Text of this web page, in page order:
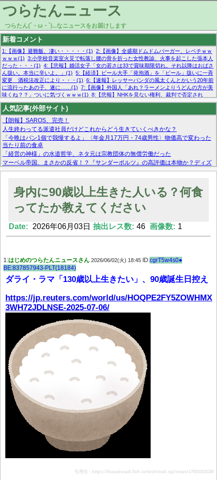
つらたんニュース
つらたん(´・ω・`)...なニュースをお届けします
新着コメント
1:【画像】避難飯、凄い・・・・・(1) 2:【画像】全盛期ドムドムバーガー、レベチｗｗ
ｗｗｗ(1) 3:小学校音楽室火災で転落し腰の骨を折った女性教諭、火事を起こした張本人
だった・・・(1) 4:【悲報】婚活女子「女の若さは33で賞味期限切れ。それ以降はおばさ
ん扱い。本当に辛いよ。」(1) 5:【経済】ビール大手「発泡酒」を「ビール」扱いに一斉
変更 酒税法改正により・・・(1) 6:【速報】レッサーパンダの風太くんとかいう20年前
に流行ったあの子、遂に……(1) 7:【画像】外国人「あれ？ラーメンよりうどんの方が美
味くね？？」ついに気づくｗｗｗ(1) 8:【悲報】NHKを見ない権利、裁判で否定され
る・・・(1) 9:欧州委員長「原発縮小は間違いでした」(1) 10:【悲報】日本企業の人手不
足、限界突破 52%「正社員も足りてません…」(1)
人気記事(外部サイト)
【朗報】SAROS、完売！
人生終わってる派遣社員だけどこれからどう生きていくべきかな？
「今晩はパン1個で我慢するよ」〈年金月17万円・74歳男性〉物価高で変わった
当たり前の食卓
「経営の神様」の水道哲学、ネタ元は宗教団体の無償労働だった
マーベル帝国、まさかの反省！？『サンダーボルツ』の高評価は本物か？ディズ
ニーCEOの「量より質」宣言の裏で渦巻くファンの本音とMCUの未来を徹底考
【モー娘。石田亜佑美】ファーストテイク出演も新規獲得ならず？北川莉央が1
位に
【画像あり】FacebookとかTwitterで拾ったエロ画像貼ってくよ
身内に90歳以上生きた人いる？何食
ってたか教えてください
Date: 2026年06月03日 抽出レス数: 46 画像数: 1
1:はじめのつらたんニュースさん 2026/06/02(火) 18:45 ID:cgrT5w4s0●
BE:837857943-PLT(18184)
ダライ・ラマ「130歳以上生きたい」、90歳誕生日控え
https://jp.reuters.com/world/us/HOQPE2FY5ZOWHMX
3WH72JDLNSE-2025-07-06/
引用元：https://hayabusa9.5ch.io/test/read.cgi/news/1780393538/